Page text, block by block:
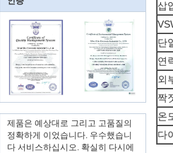
제품은 예상대로 그리고 고품질의
정확하게 이었습니다. 우수했습니
다 서비스하십시오. 확실히 다시에
삽
단
연
외
짝
온
다